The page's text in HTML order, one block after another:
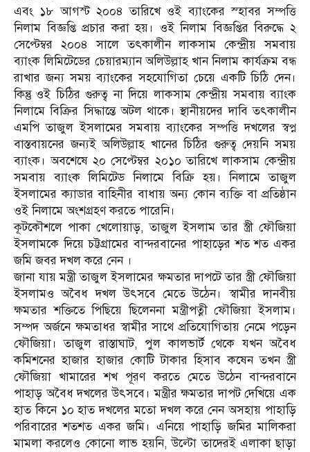
এবং ১৮ আগস্ট ২০০৪ তারিখে ওই ব্যাংকের স্হাবর সম্পত্তি
নিলাম বিজ্ঞপ্তি প্রচার করা হয়। ওই নিলাম বিজ্ঞপ্তির বিরুদ্ধে ২
সেপ্টেম্বর ২০০৪ সালে তৎকালীন লাকসাম কেন্দ্রীয় সমবায়
ব্যাংক লিমিটেডের চেয়ারম্যান অলিউল্লাহ খান নিলাম কার্যক্রম বন্ধ
রাখার জন্য সময় ব্যাংকের সহযোগিতা চেয়ে একটি চিঠি দেন।
কিন্তু ওই চিঠির গুরুত্ব না দিয়ে লাকসাম কেন্দ্রীয় সমবায় ব্যাংক
নিলামে বিক্রির সিদ্ধান্তে অটল থাকে। স্থানীয়দের দাবি তৎকালীন
এমপি তাজুল ইসলামের সমবায় ব্যাংকের সম্পত্তি দখলের স্বপ্ন
বাস্তবায়নের জন্যই অলিউল্লাহ খানের চিঠির গুরুত্ব দেয়নি সময়
ব্যাংক। অবশেষে ২০ সেপ্টেম্বর ২০১০ তারিখে লাকসাম কেন্দ্রীয়
সমবায় ব্যাংক লিমিটেড নিলামে বিক্রি হয়। নিলামে তাজুল
ইসলামের ক্যাডার বাহিনীর বাধায় অন্য কোন ব্যক্তি বা প্রতিষ্ঠান
ওই নিলামে অংশগ্রহণ করতে পারেনি।
কূটকৌশলে পাকা খেলোয়াড়, তাজুল ইসলাম তার স্ত্রী ফৌজিয়া
ইসলামকে দিয়ে চট্টগ্রামের বান্দরবানের পাহাড়ের শত শত একর
জমি জবর দখল করে নেন ।
জানা যায় মন্ত্রী তাজুল ইসলামের ক্ষমতার দাপটে তার স্ত্রী ফৌজিয়া
ইসলামও অবৈধ দখল উৎসবে মেতে উঠেন। স্বামীর দানবীয়
ক্ষমতার শক্তিতে পিছিয়ে ছিলেননা মন্ত্রীপত্নী ফৌজিয়া ইসলাম।
সম্পদ অর্জনে ক্ষমতাধর স্বামীর সাথে প্রতিযোগিতায় নেমে পড়েন
ফৌজিয়া। তাজুল রাস্তাঘাট, পুল কালভার্ট থেকে যখন অবৈধ
কমিশনের হাজার হাজার কোটি টাকার হিসাব কষেন তখন স্ত্রী
ফৌজিয়া খামারের শখ পূরণ করতে মেতে উঠেন বান্দরবানে
পাহাড় অবৈধ দখলের উৎসবে। মন্ত্রীর ক্ষমতার দাপট দেখিয়ে এক
হাত কিনে ১০ হাত দখলের মতো দখল করে নেন অসহায় পাহাড়ি
পরিবারের শতশত একর জমি। এনিয়ে পাহাড়ি জমির মালিকরা
মামলা করলেও কোনো লাভ হয়নি, উল্টো তাদেরই এলাকা ছাড়া